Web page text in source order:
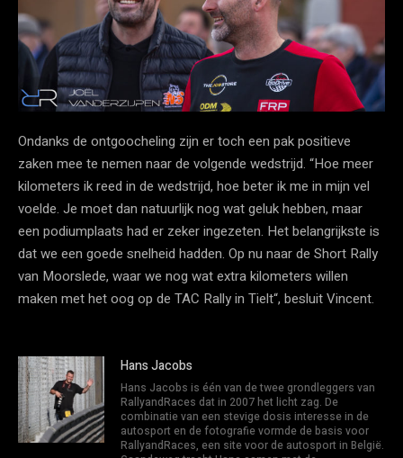
Ondanks de ontgoocheling zijn er toch een pak positieve
zaken mee te nemen naar de volgende wedstrijd. “Hoe meer
kilometers ik reed in de wedstrijd, hoe beter ik me in mijn vel
voelde. Je moet dan natuurlijk nog wat geluk hebben, maar
een podiumplaats had er zeker ingezeten. Het belangrijkste is
dat we een goede snelheid hadden. Op nu naar de Short Rally
van Moorslede, waar we nog wat extra kilometers willen
maken met het oog op de TAC Rally in Tielt“, besluit Vincent.
Hans Jacobs
Hans Jacobs is één van de twee grondleggers van
RallyandRaces dat in 2007 het licht zag. De
combinatie van een stevige dosis interesse in de
autosport en de fotografie vormde de basis voor
RallyandRaces, een site voor de autosport in België.